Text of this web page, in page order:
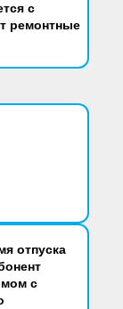
с
ремонтные
отпуска
с